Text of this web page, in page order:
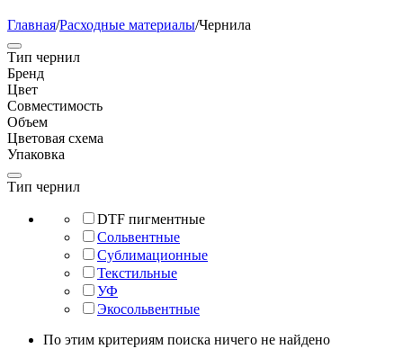
Главная/Расходные материалы/Чернила
Тип чернил
Бренд
Цвет
Совместимость
Объем
Цветовая схема
Упаковка
Тип чернил
DTF пигментные
Сольвентные
Сублимационные
Текстильные
УФ
Экосольвентные
По этим критериям поиска ничего не найдено